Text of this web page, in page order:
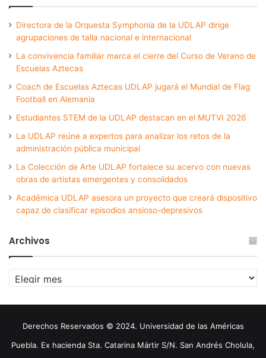
Directora de la Orquesta Symphonia de la UDLAP dirige
agrupaciones de talla nacional e internacional
La convivencia familiar marca el cierre del Curso de Verano de
Escuelas Aztecas
Coach de Escuelas Aztecas UDLAP jugará el Mundial de Flag
Football en Alemania
Estudiantes STEM de la UDLAP destacan en el MUTVI 2026
La UDLAP reúne a expertos para analizar los retos de la
administración pública municipal
La Colección de Arte UDLAP fortalece su acervo con nuevas
obras de artistas emergentes y consolidados
Académica UDLAP asesora un proyecto que creará dispositivo
capaz de clasificar episodios ansioso-depresivos
Archivos
Archivos
Derechos Reservados © 2024. Universidad de las Américas
Puebla. Ex hacienda Sta. Catarina Mártir S/N. San Andrés Cholula,